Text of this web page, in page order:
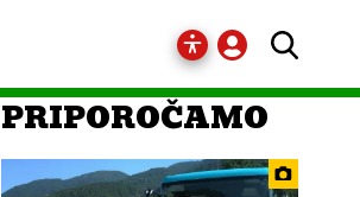
PRIPOROČAMO